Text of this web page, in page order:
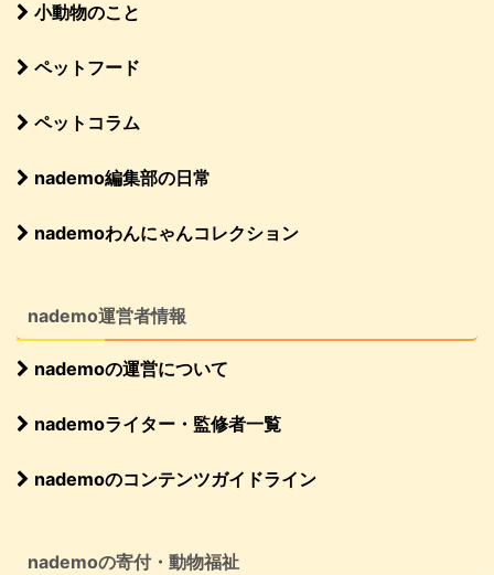
小動物のこと
ペットフード
ペットコラム
nademo編集部の日常
nademoわんにゃんコレクション
nademo運営者情報
nademoの運営について
nademoライター・監修者一覧
nademoのコンテンツガイドライン
nademoの寄付・動物福祉